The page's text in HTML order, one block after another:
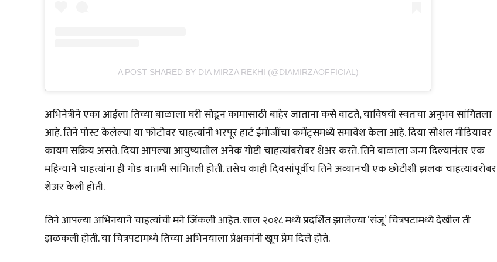
A POST SHARED BY DIA MIRZA REKHI (@DIAMIRZAOFFICIAL)
अभिनेत्रीने एका आईला तिच्या बाळाला घरी सोडून कामासाठी बाहेर जाताना कसे वाटते, याविषयी स्वतःचा अनुभव सांगितला
आहे. तिने पोस्ट केलेल्या या फोटोवर चाहत्यांनी भरपूर हार्ट ईमोजींचा कमेंट्समध्ये समावेश केला आहे. दिया सोशल मीडियावर
कायम सक्रिय असते. दिया आपल्या आयुष्यातील अनेक गोष्टी चाहत्यांबरोबर शेअर करते. तिने बाळाला जन्म दिल्यानंतर एक
महिन्याने चाहत्यांना ही गोड बातमी सांगितली होती. तसेच काही दिवसांपूर्वीच तिने अव्यानची एक छोटीशी झलक चाहत्यांबरोबर
शेअर केली होती.
तिने आपल्या अभिनयाने चाहत्यांची मने जिंकली आहेत. साल २०१८ मध्ये प्रदर्शित झालेल्या ‘संजू’ चित्रपटामध्ये देखील ती
झळकली होती. या चित्रपटामध्ये तिच्या अभिनयाला प्रेक्षकांनी खूप प्रेम दिले होते.